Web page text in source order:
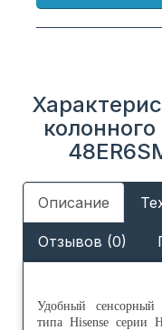
Описание
Отзывов (0)
Удобный сенсорный
типа Hisense серии